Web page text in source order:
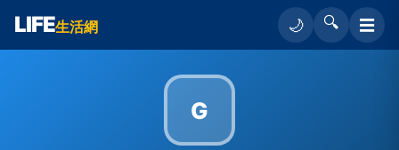
LIFE生活網 🌙 🔍 ☰
G